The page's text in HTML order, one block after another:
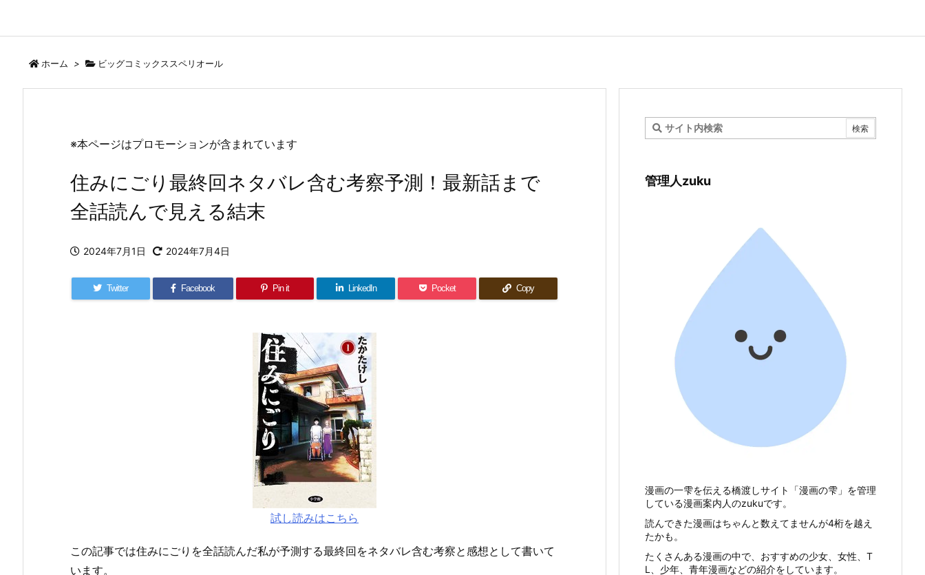
ホーム > ビッグコミックススペリオール
※本ページはプロモーションが含まれています
住みにごり最終回ネタバレ含む考察予測！最新話まで
全話読んで見える結末
2024年7月1日 2024年7月4日
Twitter Facebook Pin it LinkedIn Pocket Copy
試し読みはこちら
この記事では住みにごりを全話読んだ私が予測する最終回をネタバレ含む考察と感想として書いて
います。
管理人zuku
漫画の一雫を伝える橋渡しサイト「漫画の雫」を管理
している漫画案内人のzukuです。
読んできた漫画はちゃんと数えてませんが4桁を越え
たかも。
たくさんある漫画の中で、おすすめの少女、女性、T
L、少年、青年漫画などの紹介をしています。